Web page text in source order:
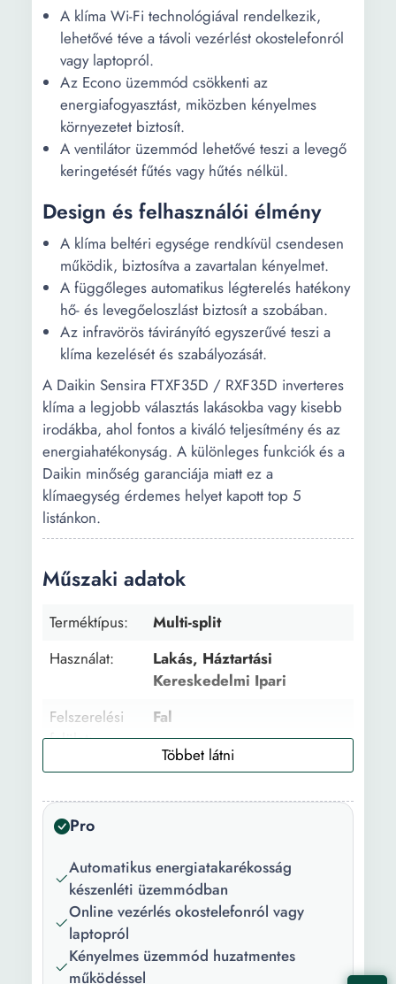
A klíma Wi-Fi technológiával rendelkezik,
lehetővé téve a távoli vezérlést okostelefonról
vagy laptopról.
Az Econo üzemmód csökkenti az
energiafogyasztást, miközben kényelmes
környezetet biztosít.
A ventilátor üzemmód lehetővé teszi a levegő
keringetését fűtés vagy hűtés nélkül.
Design és felhasználói élmény
A klíma beltéri egysége rendkívül csendesen
működik, biztosítva a zavartalan kényelmet.
A függőleges automatikus légterelés hatékony
hő- és levegőeloszlást biztosít a szobában.
Az infravörös távirányító egyszerűvé teszi a
klíma kezelését és szabályozását.
A Daikin Sensira FTXF35D / RXF35D inverteres
klíma a legjobb választás lakásokba vagy kisebb
irodákba, ahol fontos a kiváló teljesítmény és az
energiahatékonyság. A különleges funkciók és a
Daikin minőség garanciája miatt ez a
klímaegység érdemes helyet kapott top 5
listánkon.
Műszaki adatok
Terméktípus:
Multi-split
Használat:
Lakás, Háztartási
Kereskedelmi Ipari
Felszerelési
felület:
Fal
Ajánlott fedett
terület:
55 m²
Általános
kapacitás:
Hűtőkapacitás: 12000 BTU
Minimális
hőmérséklet
fűtési
Pro
Automatikus energiatakarékosság
készenléti üzemmódban
Online vezérlés okostelefonról vagy
laptopról
Kényelmes üzemmód huzatmentes
működéssel